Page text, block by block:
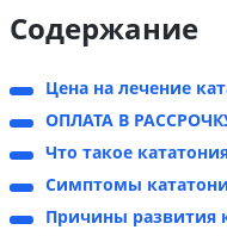
Содержание
Цена на лечение
ОПЛАТА В
Что такое
Симптомы
Причины развития